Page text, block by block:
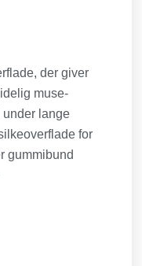
der giver
muse-
under lange
for
gummibund